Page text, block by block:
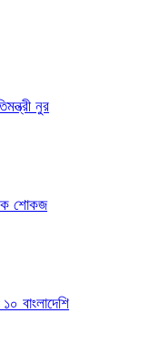
নুর
শোকজ
বাংলাদেশি